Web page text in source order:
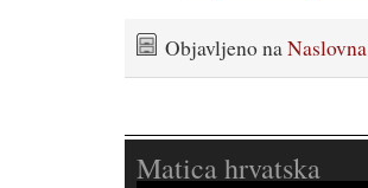
Objavljeno naNaslovna
Matica hrvatska